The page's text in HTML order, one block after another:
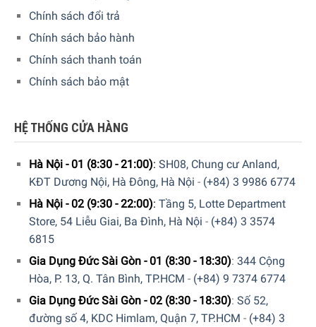
Chính sách đổi trả
Chính sách bảo hành
Chính sách thanh toán
Chính sách bảo mật
HỆ THỐNG CỬA HÀNG
Hà Nội - 01 (8:30 - 21:00): SH08, Chung cư Anland,
KĐT Dương Nội, Hà Đông, Hà Nội - (+84) 3 9986 6774
Hà Nội - 02 (9:30 - 22:00): Tầng 5, Lotte Department
Store, 54 Liễu Giai, Ba Đình, Hà Nội - (+84) 3 3574
6815
Gia Dụng Đức Sài Gòn - 01 (8:30 - 18:30): 344 Cộng
Hòa, P. 13, Q. Tân Bình, TP.HCM - (+84) 9 7374 6774
Gia Dụng Đức Sài Gòn - 02 (8:30 - 18:30): Số 52,
đường số 4, KDC Himlam, Quận 7, TP.HCM - (+84) 3